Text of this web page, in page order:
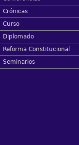
Crónicas
Curso
Diplomado
Reforma Constitucional
Seminarios